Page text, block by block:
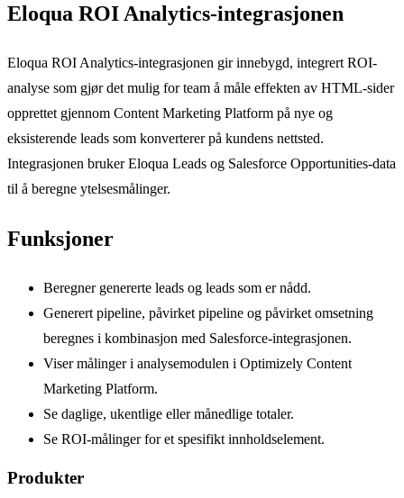
Eloqua ROI Analytics-integrasjonen
Eloqua ROI Analytics-integrasjonen gir innebygd, integrert ROI-
analyse som gjør det mulig for team å måle effekten av HTML-sider
opprettet gjennom Content Marketing Platform på nye og
eksisterende leads som konverterer på kundens nettsted.
Integrasjonen bruker Eloqua Leads og Salesforce Opportunities-data
til å beregne ytelsesmålinger.
Funksjoner
Beregner genererte leads og leads som er nådd.
Generert pipeline, påvirket pipeline og påvirket omsetning
beregnes i kombinasjon med Salesforce-integrasjonen.
Viser målinger i analysemodulen i Optimizely Content
Marketing Platform.
Se daglige, ukentlige eller månedlige totaler.
Se ROI-målinger for et spesifikt innholdselement.
Produkter